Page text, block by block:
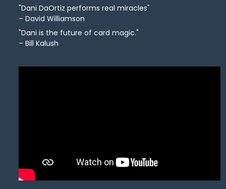
"Dani DaOrtiz performs real miracles"
– David Williamson
"Dani is the future of card magic."
– Bill Kalush